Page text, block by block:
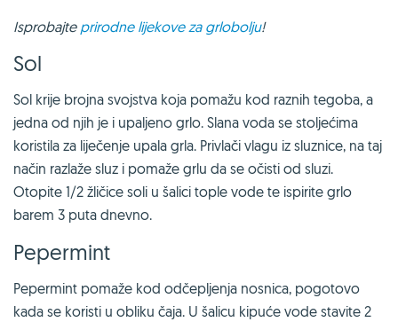
Isprobajte prirodne lijekove za grlobolju!
Sol
Sol krije brojna svojstva koja pomažu kod raznih tegoba, a
jedna od njih je i upaljeno grlo. Slana voda se stoljećima
koristila za liječenje upala grla. Privlači vlagu iz sluznice, na taj
način razlaže sluz i pomaže grlu da se očisti od sluzi.
Otopite 1/2 žličice soli u šalici tople vode te ispirite grlo
barem 3 puta dnevno.
Pepermint
Pepermint pomaže kod odčepljenja nosnica, pogotovo
kada se koristi u obliku čaja. U šalicu kipuće vode stavite 2